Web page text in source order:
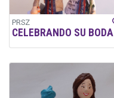
PRSZ
CELEBRANDO SU BODA